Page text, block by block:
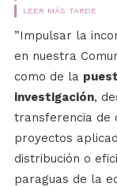
LEER MÁS TARDE
”Impulsar la
en nuestra
como de la
investigación,
transferencia de
proyectos
distribución o
paraguas de la